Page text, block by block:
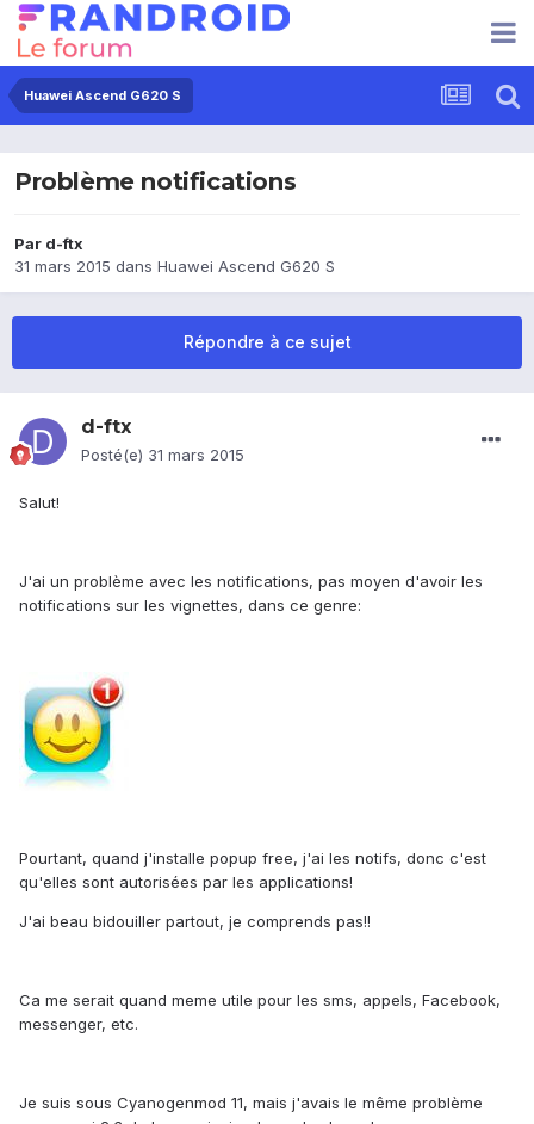
Huawei Ascend G620 S
Problème notifications
Par d-ftx
31 mars 2015 dans Huawei Ascend G620 S
Répondre à ce sujet
d-ftx
Posté(e) 31 mars 2015
Salut!
J'ai un problème avec les notifications, pas moyen d'avoir les
notifications sur les vignettes, dans ce genre:
Pourtant, quand j'installe popup free, j'ai les notifs, donc c'est
qu'elles sont autorisées par les applications!
J'ai beau bidouiller partout, je comprends pas!!
Ca me serait quand meme utile pour les sms, appels, Facebook,
messenger, etc.
Je suis sous Cyanogenmod 11, mais j'avais le même problème